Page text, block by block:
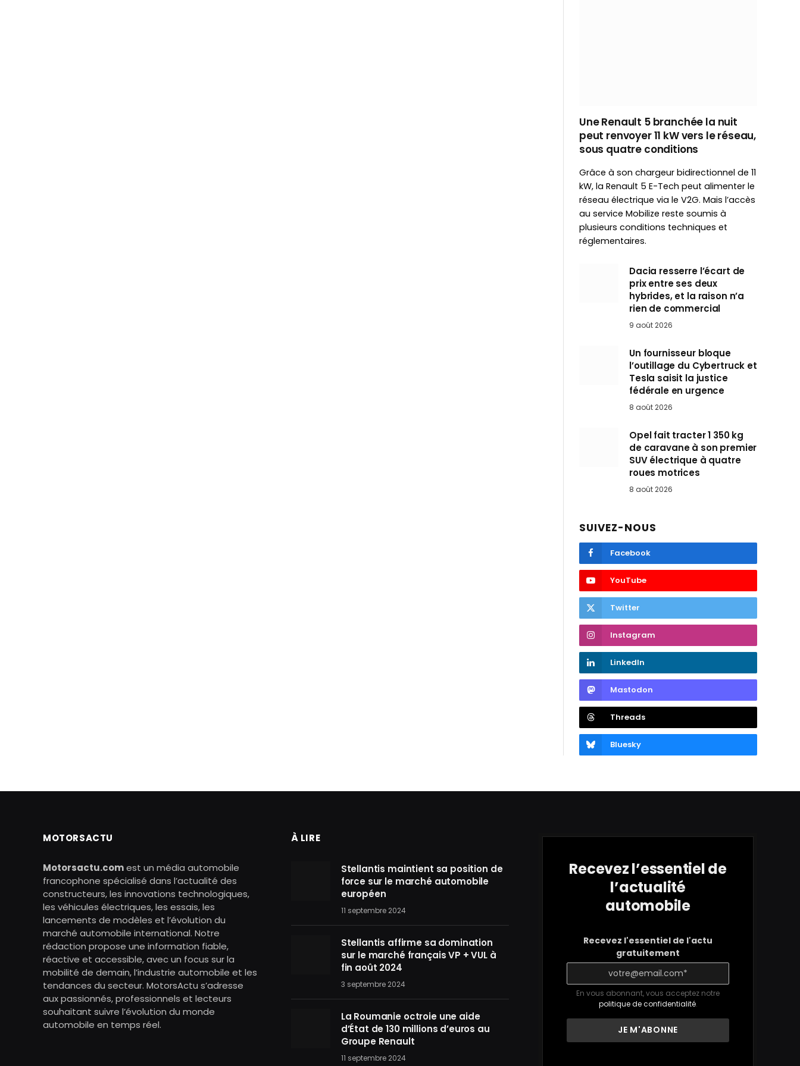
Une Renault 5 branchée la nuit
peut renvoyer 11 kW vers le réseau,
sous quatre conditions
Grâce à son chargeur bidirectionnel de 11
kW, la Renault 5 E-Tech peut alimenter le
réseau électrique via le V2G. Mais l’accès
au service Mobilize reste soumis à
plusieurs conditions techniques et
réglementaires.
Dacia resserre l’écart de
prix entre ses deux
hybrides, et la raison n’a
rien de commercial
9 août 2026
Un fournisseur bloque
l’outillage du Cybertruck et
Tesla saisit la justice
fédérale en urgence
8 août 2026
Opel fait tracter 1 350 kg
de caravane à son premier
SUV électrique à quatre
roues motrices
8 août 2026
SUIVEZ-NOUS
Facebook
YouTube
Twitter
Instagram
LinkedIn
Mastodon
Threads
Bluesky
MOTORSACTU
Motorsactu.comest un média automobile
francophone spécialisé dans l’actualité des
constructeurs, les innovations technologiques,
les véhicules électriques, les essais, les
lancements de modèles et l’évolution du
marché automobile international. Notre
rédaction propose une information fiable,
réactive et accessible, avec un focus sur la
mobilité de demain, l’industrie automobile et les
tendances du secteur. MotorsActu s’adresse
aux passionnés, professionnels et lecteurs
souhaitant suivre l’évolution du monde
automobile en temps réel.
À LIRE
Stellantis maintient sa position de
force sur le marché automobile
européen
11 septembre 2024
Stellantis affirme sa domination
sur le marché français VP + VUL à
fin août 2024
3 septembre 2024
La Roumanie octroie une aide
d’État de 130 millions d’euros au
Groupe Renault
11 septembre 2024
Recevez l’essentiel de
l’actualité
automobile
Recevez l'essentiel de l'actu
gratuitement
En vous abonnant, vous acceptez notre
politique de confidentialité.